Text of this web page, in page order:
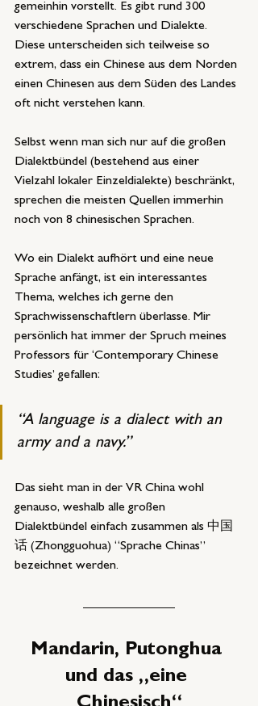
gemeinhin vorstellt. Es gibt rund 300
verschiedene Sprachen und Dialekte.
Diese unterscheiden sich teilweise so
extrem, dass ein Chinese aus dem Norden
einen Chinesen aus dem Süden des Landes
oft nicht verstehen kann.
Selbst wenn man sich nur auf die großen
Dialektbündel (bestehend aus einer
Vielzahl lokaler Einzeldialekte) beschränkt,
sprechen die meisten Quellen immerhin
noch von 8 chinesischen Sprachen.
Wo ein Dialekt aufhört und eine neue
Sprache anfängt, ist ein interessantes
Thema, welches ich gerne den
Sprachwissenschaftlern überlasse. Mir
persönlich hat immer der Spruch meines
Professors für ‘Contemporary Chinese
Studies’ gefallen:
“A language is a dialect with an
army and a navy.”
Das sieht man in der VR China wohl
genauso, weshalb alle großen
Dialektbündel einfach zusammen als 中国
话 (Zhongguohua) “Sprache Chinas”
bezeichnet werden.
Mandarin, Putonghua
und das „eine